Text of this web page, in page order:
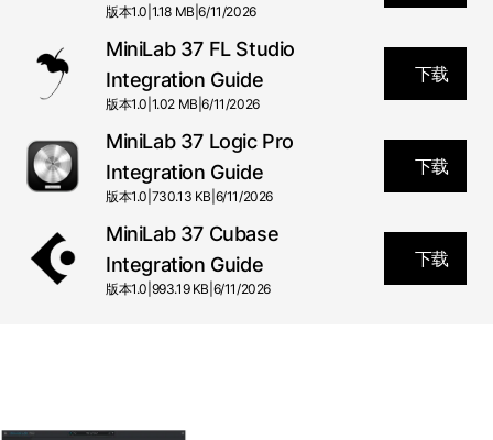
版本1.0 1.18 MB |6/11/2026
MiniLab 37 FL Studio
Integration Guide
版本1.0 1.02 MB |6/11/2026
下载
MiniLab 37 Logic Pro
Integration Guide
版本1.0 730.13 KB 6/11/2026
下载
MiniLab 37 Cubase
Integration Guide
版本1.0 993.19 KB 6/11/2026
下载